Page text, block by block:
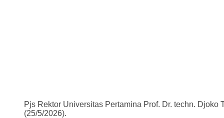
Pjs Rektor Universitas Pertamina Prof. Dr. techn.
(25/5/2026).